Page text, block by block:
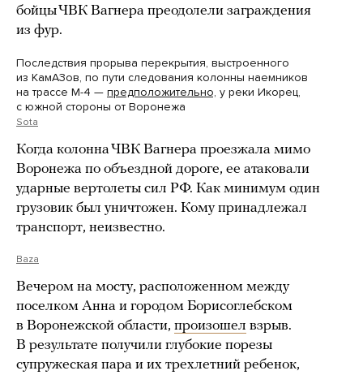
бойцы ЧВК Вагнера преодолели заграждения
из фур.
Последствия прорыва перекрытия, выстроенного
из КамАЗов, по пути следования колонны наемников
на трассе М-4 — предположительно, у реки Икорец,
с южной стороны от Воронежа
Sota
Когда колонна ЧВК Вагнера проезжала мимо
Воронежа по объездной дороге, ее атаковали
ударные вертолеты сил РФ. Как минимум один
грузовик был уничтожен. Кому принадлежал
транспорт, неизвестно.
Baza
Вечером на мосту, расположенном между
поселком Анна и городом Борисоглебском
в Воронежской области, произошел взрыв.
В результате получили глубокие порезы
супружеская пара и их трехлетний ребенок,